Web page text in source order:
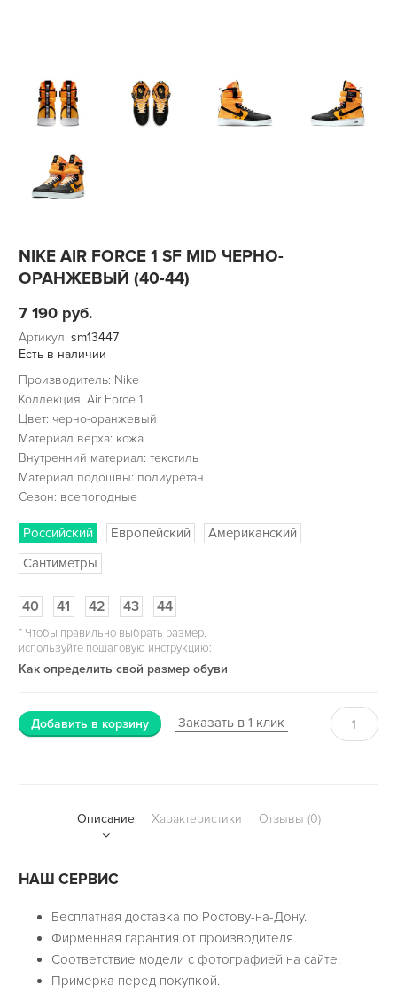
NIKE AIR FORCE 1 SF MID ЧЕРНО-
ОРАНЖЕВЫЙ (40-44)
7 190 руб.
Артикул: sm13447
Есть в наличии
Производитель: Nike
Коллекция: Air Force 1
Цвет: черно-оранжевый
Материал верха: кожа
Внутренний материал: текстиль
Материал подошвы: полиуретан
Сезон: всепогодные
Российский Европейский
Американский
Сантиметры
40 41 42 43 44
*Чтобы правильно выбрать размер,
используйте пошаговую инструкцию:
Как определить свой размер обуви
Добавить в корзину Заказать в 1 клик
Описание Характеристики Отзывы (0)
НАШ СЕРВИС
Бесплатная доставка по Ростову-на-Дону.
Фирменная гарантия от производителя.
Соответствие модели с фотографией на сайте.
Примерка перед покупкой.